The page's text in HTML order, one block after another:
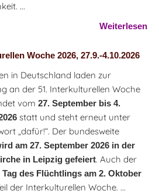
...
Weiterlesen
Woche 2026, 27.9.-4.10.2026
in Deutschland laden zur
an der 51. Interkulturellen Woche
vom 27. September bis 4.
statt und steht erneut unter
„dafür!“. Der bundesweite
am 27. September 2026 in der
in Leipzig gefeiert. Auch der
Tag des Flüchtlings am 2. Oktober
der Interkulturellen Woche. ...